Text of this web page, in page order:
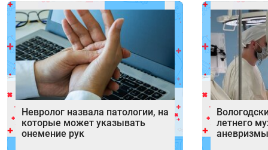
Невролог назвала патологии, на
которые может указывать
онемение рук
летнего